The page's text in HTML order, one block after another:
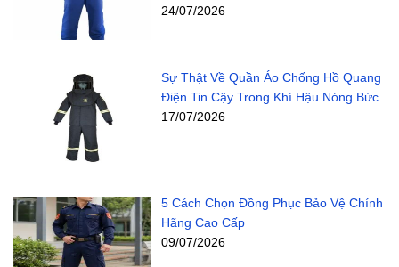
24/07/2026
Sự Thật Về Quần Áo Chống Hồ Quang
Điện Tin Cậy Trong Khí Hậu Nóng Bức
17/07/2026
5 Cách Chọn Đồng Phục Bảo Vệ Chính
Hãng Cao Cấp
09/07/2026